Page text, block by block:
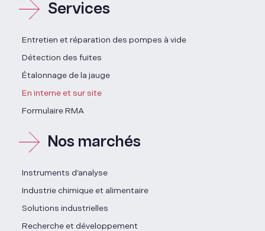
Services
Entretien et réparation des pompes à vide
Détection des fuites
Étalonnage de la jauge
En interne et sur site
Formulaire RMA
Nos marchés
Instruments d’analyse
Industrie chimique et alimentaire
Solutions industrielles
Recherche et développement